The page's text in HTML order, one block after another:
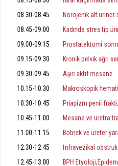
08.30-08.45
Nörojenik alt üriner
08.45-09.00
Kadında stres tip
09.00-09.15
Prostatektomi
09.15-09.30
Kronik pelvik ağrı
09.30-09.45
Aşırı aktif mesane
10.15-10.30
Makroskopik
10.30-10.45
Priapizm penil
10.45-11.00
Mesane ve üretra
11.00-11.15
Böbrek ve üreter
12.30-12.45
İnfravezikal
12.45-13.00
BPH